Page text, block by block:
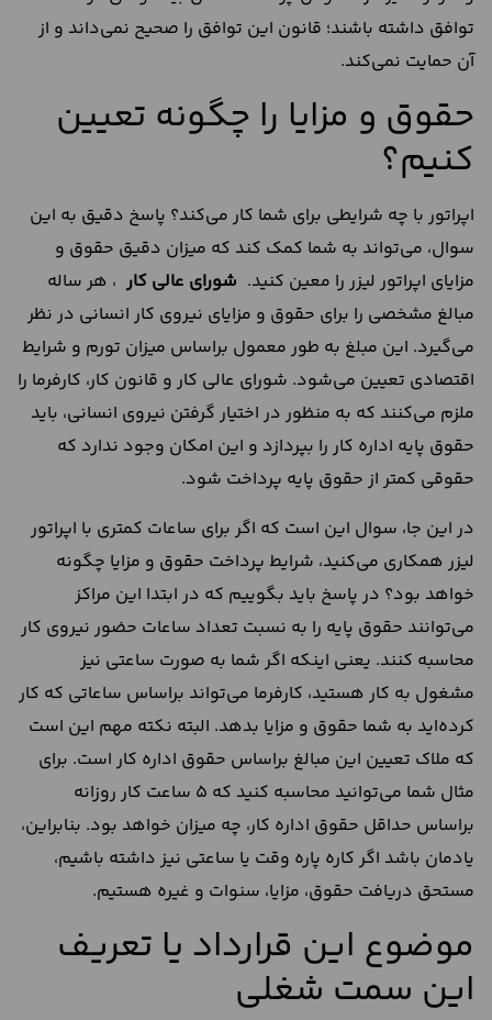
توافق داشته باشند؛ قانون این توافق را صحیح نمی‌داند و از
آن حمایت نمی‌کند.
حقوق و مزایا را چگونه تعیین
کنیم؟
اپراتور با چه شرایطی برای شما کار می‌کند؟ پاسخ دقیق به این
سوال، می‌تواند به شما کمک کند که میزان دقیق حقوق و
مزایای اپراتور لیزر را معین کنید. شورای عالی کار ، هر ساله
مبالغ مشخصی را برای حقوق و مزایای نیروی کار انسانی در نظر
می‌گیرد. این مبلغ به طور معمول براساس میزان تورم و شرایط
اقتصادی تعیین می‌شود. شورای عالی کار و قانون کار، کارفرما را
ملزم می‌کنند که به منظور در اختیار گرفتن نیروی انسانی، باید
حقوق پایه اداره کار را بپردازد و این امکان وجود ندارد که
حقوقی کمتر از حقوق پایه پرداخت شود.
در این جا، سوال این است که اگر برای ساعات کمتری با اپراتور
لیزر همکاری می‌کنید، شرایط پرداخت حقوق و مزایا چگونه
خواهد بود؟ در پاسخ باید بگوییم که در ابتدا این مراکز
می‌توانند حقوق پایه را به نسبت تعداد ساعات حضور نیروی کار
محاسبه کنند. یعنی اینکه اگر شما به صورت ساعتی نیز
مشغول به کار هستید، کارفرما می‌تواند براساس ساعاتی که کار
کرده‌اید به شما حقوق و مزایا بدهد. البته نکته مهم این است
که ملاک تعیین این مبالغ براساس حقوق اداره کار است. برای
مثال شما می‌توانید محاسبه کنید که 5 ساعت کار روزانه
براساس حداقل حقوق اداره کار، چه میزان خواهد بود. بنابراین،
یادمان باشد اگر کاره پاره وقت یا ساعتی نیز داشته باشیم،
مستحق دریافت حقوق، مزایا، سنوات و غیره هستیم.
موضوع این قرارداد یا تعریف
این سمت شغلی